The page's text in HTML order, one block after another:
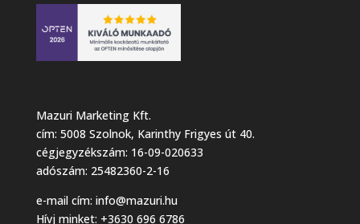
Mazuri Marketing Kft.
cím: 5008 Szolnok, Karinthy Frigyes út 40.
cégjegyzékszám: 16-09-020633
adószám: 25482360-2-16
e-mail cím: info@mazuri.hu
Hívj minket: +3630 696 6786